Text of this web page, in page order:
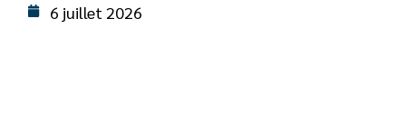
6 juillet 2026